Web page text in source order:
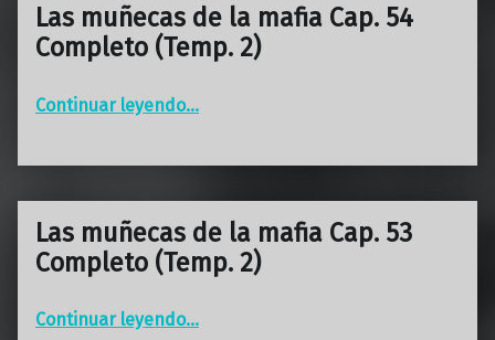
Las muñecas de la mafia Cap. 54
Completo (Temp. 2)
Continuar leyendo“Las muñecas de la mafia Cap. 54 Completo (Temp. 2)”
…
Las muñecas de la mafia Cap. 53
Completo (Temp. 2)
Continuar leyendo“Las muñecas de la mafia Cap. 53 Completo (Temp. 2)”
…